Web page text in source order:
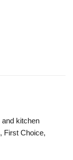
and kitchen
First Choice,